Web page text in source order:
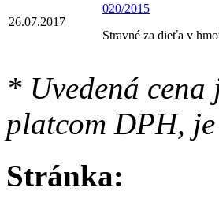
26.07.2017
020/2015
Stravné za dieťa v
* Uvedená cena
platcom DPH,
Stránka: